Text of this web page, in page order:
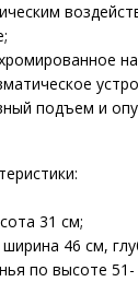
подъем и
31 см;
46 см,
по высоте